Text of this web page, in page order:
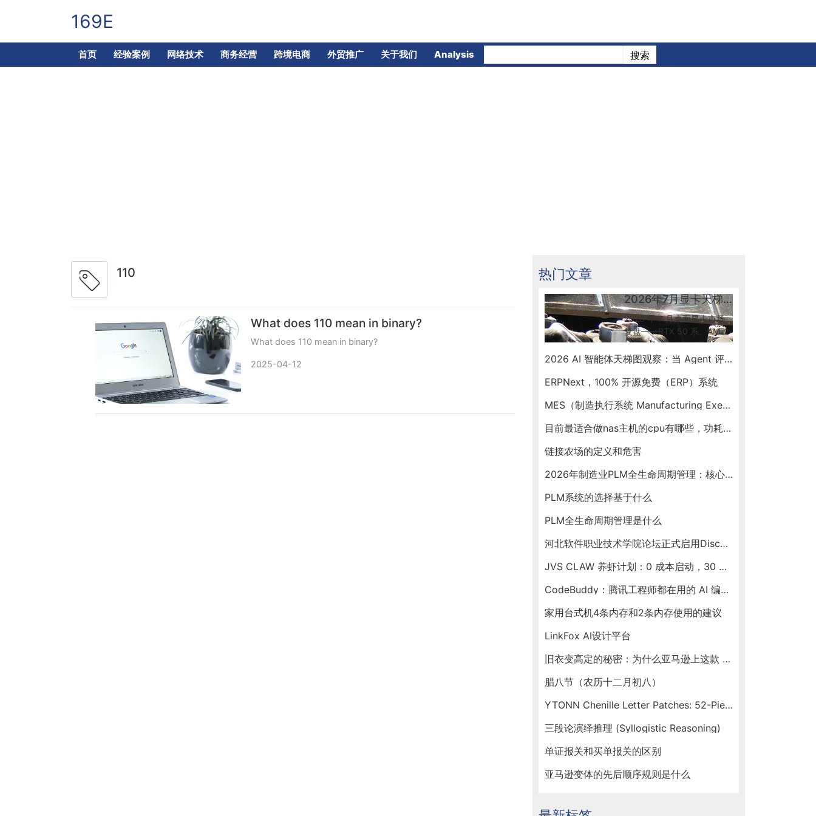
169E
首页 经验案例 网络技术 商务经营 跨境电商 外贸推广 关于我们 Analysis
110
What does 110 mean in binary?
What does 110 mean in binary?
2025-04-12
热门文章
2026年7月显卡天梯图更新解读：50系到底怎么选
2026 年 7 月桌面显卡市场
复盘——RTX 50 系、AMD
RX 9070 GRE 新出货、Intel
Arc B580 入门档、RTX
预算帮你锁定最优卡。
2026 AI 智能体天梯图观察：当 Agent 评测开始"去滤镜"
ERPNext，100% 开源免费（ERP）系统
MES（制造执行系统 Manufacturing Execution System）
目前最适合做nas主机的cpu有哪些，功耗和性能相对均衡的
链接农场的定义和危害
2026年制造业PLM全生命周期管理：核心选型与建设指南
PLM系统的选择基于什么
PLM全生命周期管理是什么
河北软件职业技术学院论坛正式启用Discuz X5版本
JVS CLAW 养虾计划：0 成本启动，30 天见证你的虾塘收益
CodeBuddy：腾讯工程师都在用的 AI 编程助手，新春福利送不停！
家用台式机4条内存和2条内存使用的建议
LinkFox AI设计平台
旧衣变高定的秘密：为什么亚马逊上这款 Ytonn 布贴让手工达人们人手一套？
腊八节（农历十二月初八）
YTONN Chenille Letter Patches: 52-Piece Iron-On Varsity Alphabet Set for DIY Clothing Customization
三段论演绎推理 (Syllogistic Reasoning)
单证报关和买单报关的区别
亚马逊变体的先后顺序规则是什么